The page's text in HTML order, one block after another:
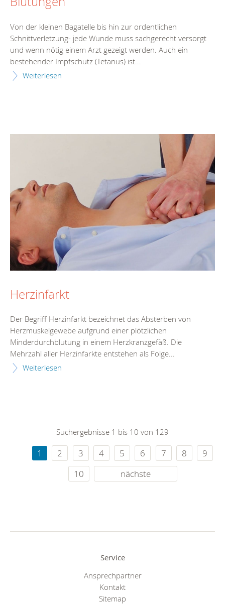
Von der kleinen Bagatelle bis hin zur ordentlichen
Schnittverletzung- jede Wunde muss sachgerecht versorgt
und wenn nötig einem Arzt gezeigt werden. Auch ein
bestehender Impfschutz (Tetanus) ist...
Weiterlesen
Herzinfarkt
Der Begriff Herzinfarkt bezeichnet das Absterben von
Herzmuskelgewebe aufgrund einer plötzlichen
Minderdurchblutung in einem Herzkranzgefäß. Die
Mehrzahl aller Herzinfarkte entstehen als Folge...
Weiterlesen
Suchergebnisse 1 bis 10 von 129
1 2 3 4 5 6 7 8
9
10
nächste
Service
Ansprechpartner
Kontakt
Sitemap